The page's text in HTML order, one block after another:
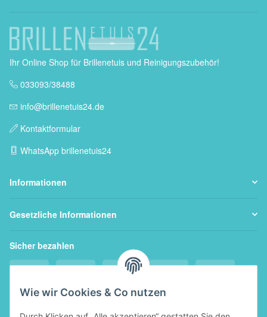
Ihr Online Shop für Brillenetuis und Reinigungszubehör!
033093/38488
info@brillenetuis24.de
Kontaktformular
WhatsApp brillenetuis24
Informationen
Gesetzliche Informationen
Sicher bezahlen
Wie wir Cookies & Co nutzen